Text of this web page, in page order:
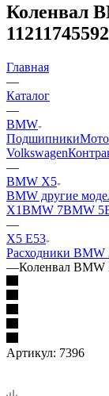
Коленвал
11211745592
Главная
—
Каталог
—
BMW
ПодшипникиМото
Volkswagen
—
BMW X5
BMW другие
X1BMW 7BMW 5
—
X5 E53
Расходники BMW
—Коленвал BMW
Артикул: 7396